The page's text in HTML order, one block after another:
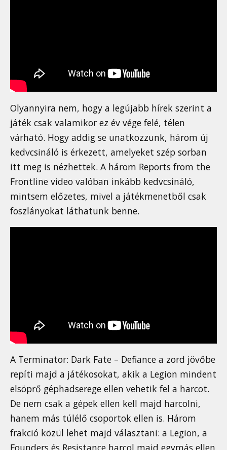
Olyannyira nem, hogy a legújabb hírek szerint a
játék csak valamikor ez év vége felé, télen
várható. Hogy addig se unatkozzunk, három új
kedvcsináló is érkezett, amelyeket szép sorban
itt meg is nézhettek. A három Reports from the
Frontline video valóban inkább kedvcsináló,
mintsem előzetes, mivel a játékmenetből csak
foszlányokat láthatunk benne.
A Terminator: Dark Fate – Defiance a zord jövőbe
repíti majd a játékosokat, akik a Legion mindent
elsöprő géphadserege ellen vehetik fel a harcot.
De nem csak a gépek ellen kell majd harcolni,
hanem más túlélő csoportok ellen is. Három
frakció közül lehet majd választani: a Legion, a